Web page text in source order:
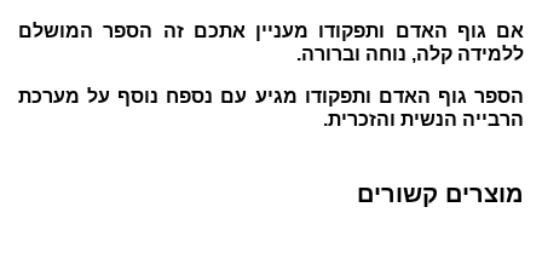
אם גוף האדם ותפקודו מעניין אתכם זה הספר המושלם
ללמידה קלה, נוחה וברורה.
הספר גוף האדם ותפקודו מגיע עם נספח נוסף על מערכת
הרבייה הנשית והזכרית.
מוצרים קשורים